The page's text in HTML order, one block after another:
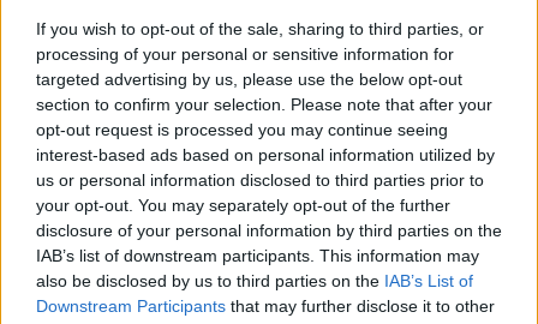
If you wish to opt-out of the sale, sharing to third parties, or
processing of your personal or sensitive information for
targeted advertising by us, please use the below opt-out
section to confirm your selection. Please note that after your
opt-out request is processed you may continue seeing
interest-based ads based on personal information utilized by
us or personal information disclosed to third parties prior to
your opt-out. You may separately opt-out of the further
disclosure of your personal information by third parties on the
IAB’s list of downstream participants. This information may
also be disclosed by us to third parties on the IAB’s List of
Downstream Participants that may further disclose it to other
Forza Thomas! (Getty Images)